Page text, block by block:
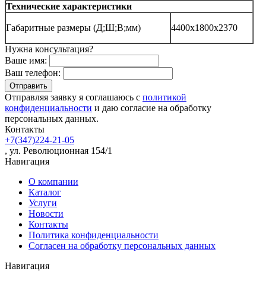
Технические характеристики
Габаритные размеры (Д;Ш;В;мм) 4400х1800х2370
Нужна консультация?
Ваше имя:
Ваш телефон:
Отправляя заявку я соглашаюсь с политикой
конфиденциальности и даю согласие на обработку
персональных данных.
Контакты
+7(347)224-21-05
, ул. Революционная 154/1
Навигация
О компании
Каталог
Услуги
Новости
Контакты
Политика конфиденциальности
Согласен на обработку персональных данных
Навигация